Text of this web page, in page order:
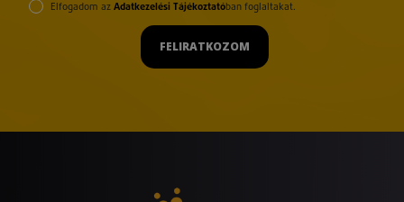
Elfogadom az Adatkezelési Tájékoztatóban foglaltakat.
FELIRATKOZOM